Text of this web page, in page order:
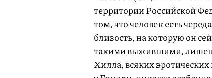
территории Российской
том, что человек есть
близость, на которую он
такими выжившими,
Хилла, всяких